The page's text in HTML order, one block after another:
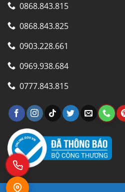
0868.843.815
0868.843.825
0903.228.661
0969.938.684
0777.843.815